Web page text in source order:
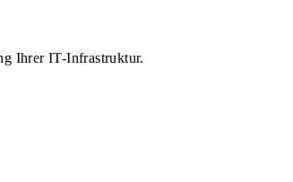
Ihrer IT-Infrastruktur.